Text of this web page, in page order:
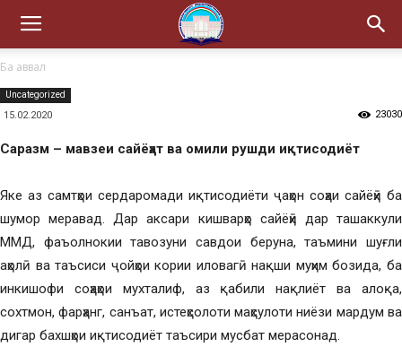
Ба аввал
Uncategorized
15.02.2020 23030
Саразм – мавзеи сайёҳат ва омили рушди иқтисодиёт
Яке аз самтҳои сердаромади иқтисодиёти ҷаҳон соҳаи сайёҳӣ ба
шумор меравад. Дар аксари кишварҳо сайёҳӣ дар ташаккули
ММД, фаъолнокии тавозуни савдои беруна, таъмини шуғли
аҳолӣ ва таъсиси ҷойҳои кории иловагӣ нақши муҳим бозида, ба
инкишофи соҳаҳои мухталиф, аз қабили нақлиёт ва алоқа,
сохтмон, фарҳанг, санъат, истеҳсолоти маҳсулоти ниёзи мардум ва
дигар бахшҳои иқтисодиёт таъсири мусбат мерасонад.